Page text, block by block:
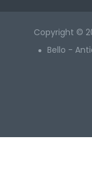
Copyright ©
Bello -